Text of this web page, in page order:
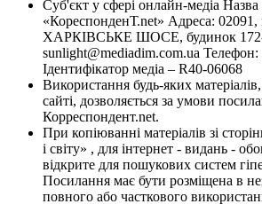
Суб'єкт у сфері онлайн-медіа
«КореспонденТ.net» Адреса: 02091,
ХАРКІВСЬКЕ ШОСЕ, будинок 172-
sunlight@mediadim.com.ua Телефон:
Ідентифікатор медіа – R40-06068
Використання будь-яких
сайті, дозволяється за умови
Корреспондент.net.
При копіюванні матеріалів зі
і світу» , для інтернет - видань -
відкрите для пошукових систем
Посилання має бути розміщена в
повного або часткового